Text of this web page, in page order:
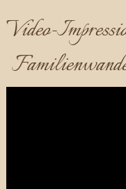
Video-